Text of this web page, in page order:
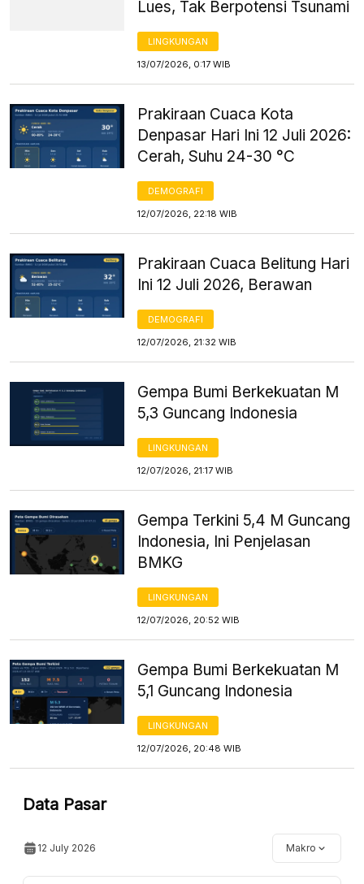
Lues, Tak Berpotensi Tsunami
LINGKUNGAN
13/07/2026, 0:17 WIB
Prakiraan Cuaca Kota
Denpasar Hari Ini 12 Juli 2026:
Cerah, Suhu 24-30 °C
DEMOGRAFI
12/07/2026, 22:18 WIB
Prakiraan Cuaca Belitung Hari
Ini 12 Juli 2026, Berawan
DEMOGRAFI
12/07/2026, 21:32 WIB
Gempa Bumi Berkekuatan M
5,3 Guncang Indonesia
LINGKUNGAN
12/07/2026, 21:17 WIB
Gempa Terkini 5,4 M Guncang
Indonesia, Ini Penjelasan
BMKG
LINGKUNGAN
12/07/2026, 20:52 WIB
Gempa Bumi Berkekuatan M
5,1 Guncang Indonesia
LINGKUNGAN
12/07/2026, 20:48 WIB
Data Pasar
12 July 2026 Makro